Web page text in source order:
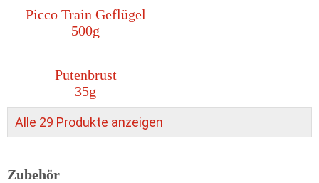
Picco Train Geflügel
500g
Putenbrust
35g
Alle 29 Produkte anzeigen
Zubehör